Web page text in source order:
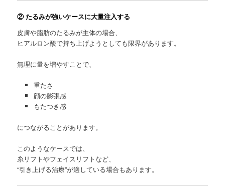
② たるみが強いケースに大量注入する
皮膚や脂肪のたるみが主体の場合、
ヒアルロン酸で持ち上げようとしても限界があります。
無理に量を増やすことで、
重たさ
顔の膨張感
もたつき感
につながることがあります。
このようなケースでは、
糸リフトやフェイスリフトなど、
“引き上げる治療”が適している場合もあります。